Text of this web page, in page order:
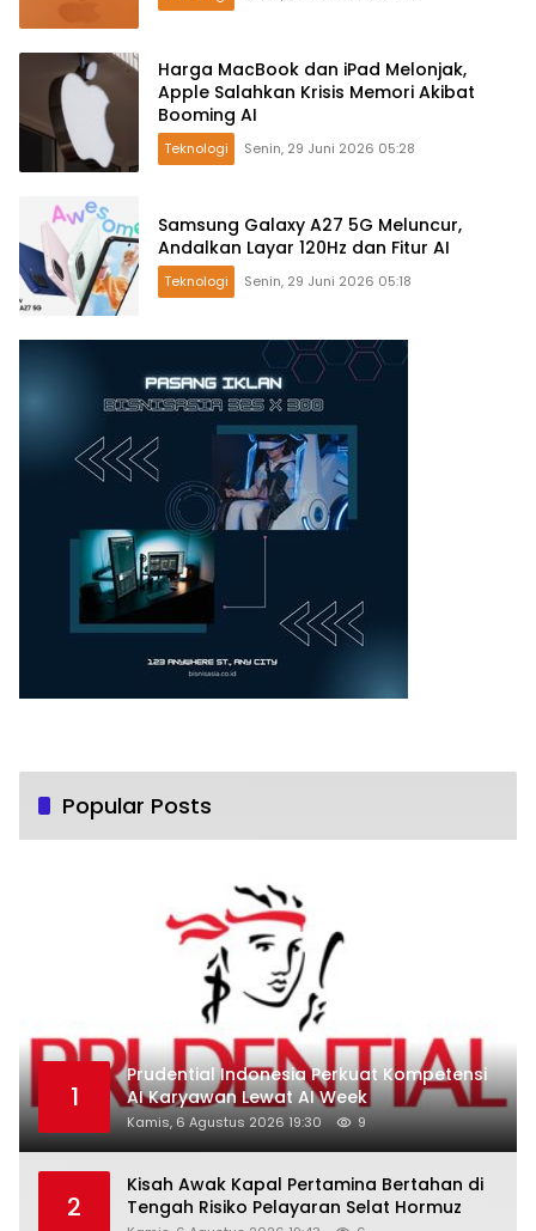
Harga MacBook dan iPad Melonjak,
Apple Salahkan Krisis Memori Akibat
Booming AI
Teknologi Senin, 29 Juni 2026 05:28
Samsung Galaxy A27 5G Meluncur,
Andalkan Layar 120Hz dan Fitur AI
Teknologi Senin, 29 Juni 2026 05:18
Popular Posts
1
Prudential Indonesia Perkuat Kompetensi
AI Karyawan Lewat AI Week
Kamis, 6 Agustus 2026 19:30 9
2
Kisah Awak Kapal Pertamina Bertahan di
Tengah Risiko Pelayaran Selat Hormuz